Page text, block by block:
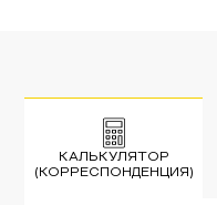
КАЛЬКУЛЯТОР
(КОРРЕСПОНДЕНЦИЯ)